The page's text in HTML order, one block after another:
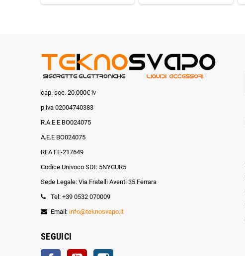
cap. soc. 20.000€ iv
p.iva 02004740383
R.A.E.E BO024075
A.E.E BO024075
REA FE-217649
Codice Univoco SDI: 5NYCUR5
Sede Legale: Via Fratelli Aventi 35 Ferrara
Tel: +39 0532 070009
Email: info@teknosvapo.it
SEGUICI
Facebook YouTube